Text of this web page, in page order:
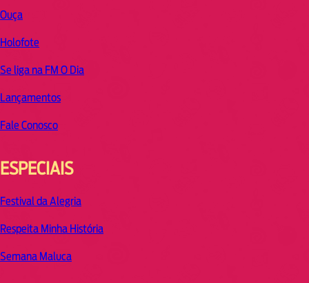
Ouça
Holofote
Se liga na FM O Dia
Lançamentos
Fale Conosco
ESPECIAIS
Festival da Alegria
Respeita Minha História
Semana Maluca